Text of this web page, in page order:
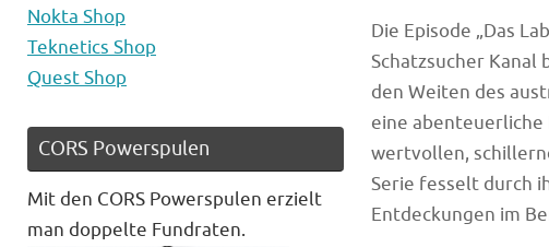
Die Episode „Das
Schatzsucher Kanal
den Weiten des
eine abenteuerliche
wertvollen,
Serie fesselt durch
Entdeckungen im
Nokta Shop
Teknetics Shop
Quest Shop
CORS Powerspulen
Mit den CORS Powerspulen erzielt
man doppelte Fundraten.